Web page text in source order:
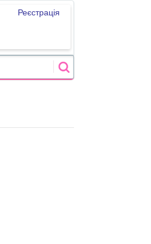
Реєстрація